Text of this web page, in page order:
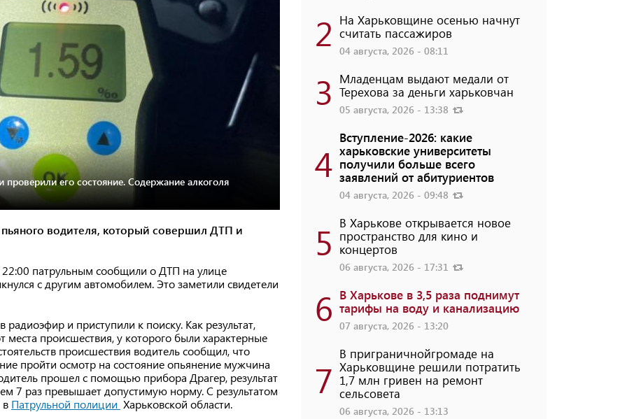
проверили его состояние. Содержание алкоголя
водителя, который совершил ДТП и
патрульным сообщили о ДТП на улице
с другим автомобилем. Это заметили свидетели
и приступили к поиску. Как результат,
места происшествия, у которого были характерные
происшествия водитель сообщил, что
пройти осмотр на состояние опьянение мужчина
прошел с помощью прибора Драгер, результат
7 раз превышает допустимую норму. С результатом
Патрульной полиции Харьковской области.
2 На Харьковщине осенью начнут
считать пассажиров
04 августа, 2026 - 08:11
3 Младенцам выдают медали от
Терехова за деньги харьковчан
05 августа, 2026 - 13:38
4
Вступление-2026: какие
харьковские университеты
получили больше всего
заявлений от абитуриентов
04 августа, 2026 - 09:48
5 В Харькове открывается новое
пространство для кино и
концертов
06 августа, 2026 - 17:31
6 В Харькове в 3,5 раза поднимут
тарифы на воду и канализацию
07 августа, 2026 - 13:20
7
В приграничнойгромаде на
Харьковщине решили потратить
1,7 млн ​​гривен на ремонт
сельсовета
06 августа, 2026 - 13:13